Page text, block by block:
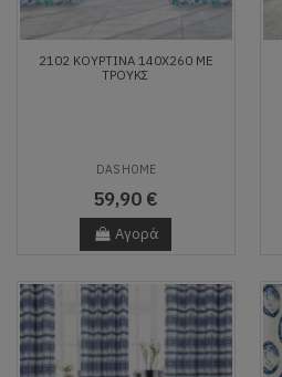
2102 ΚΟΥΡΤΙΝΑ 140Χ260 ΜΕ
ΤΡΟΥΚΣ
DAS HOME
59,90 €
Αγορά